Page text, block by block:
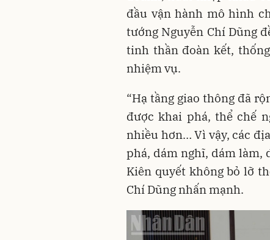
đầu vận hành mô hình
tướng Nguyễn Chí Dũng
tinh thần đoàn kết,
nhiệm vụ.
“Hạ tầng giao thông đã
được khai phá, thể chế
nhiều hơn… Vì vậy, các
phá, dám nghĩ, dám
Kiên quyết không bỏ lỡ
Chí Dũng nhấn mạnh.